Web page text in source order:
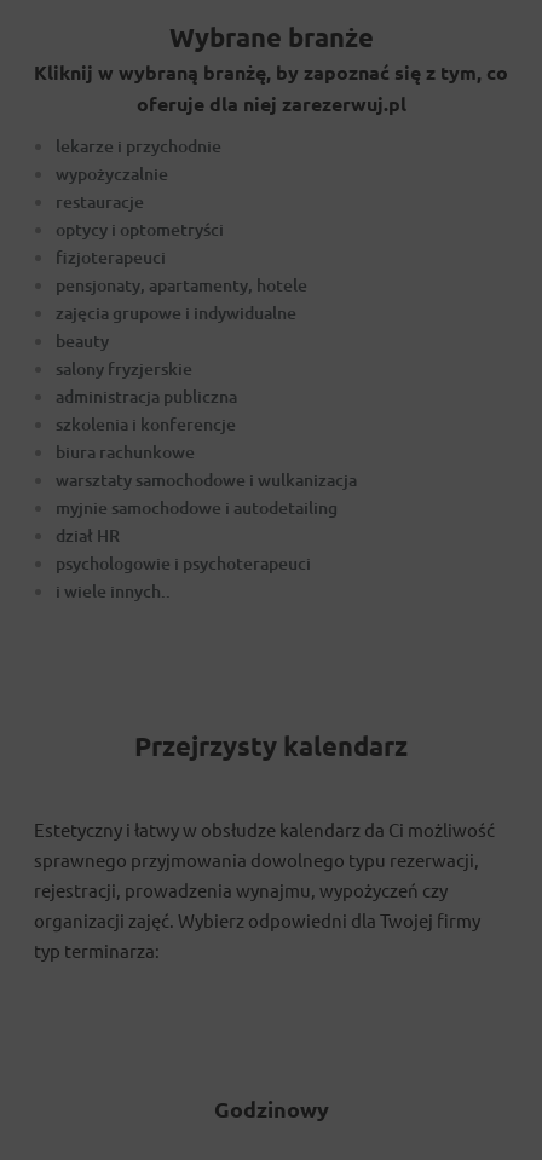
Wybrane branże
Kliknij w wybraną branżę, by zapoznać się z tym, co
oferuje dla niej zarezerwuj.pl
lekarze i przychodnie
wypożyczalnie
restauracje
optycy i optometryści
fizjoterapeuci
pensjonaty, apartamenty, hotele
zajęcia grupowe i indywidualne
beauty
salony fryzjerskie
administracja publiczna
szkolenia i konferencje
biura rachunkowe
warsztaty samochodowe i wulkanizacja
myjnie samochodowe i autodetailing
dział HR
psychologowie i psychoterapeuci
i wiele innych..
Przejrzysty kalendarz
Estetyczny i łatwy w obsłudze kalendarz da Ci możliwość
sprawnego przyjmowania dowolnego typu rezerwacji,
rejestracji, prowadzenia wynajmu, wypożyczeń czy
organizacji zajęć. Wybierz odpowiedni dla Twojej firmy
typ terminarza:
Godzinowy